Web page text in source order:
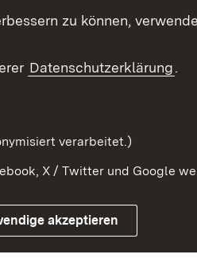
Beteiligung
Impressum Kontakt
zu können,
Datenschutzerklärung.
verarbeitet.)
X / Twitter und Google
akzeptieren